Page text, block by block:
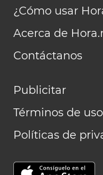
¿Cómo usar
Acerca de
Contáctanos
Publicitar
Términos de
Políticas de